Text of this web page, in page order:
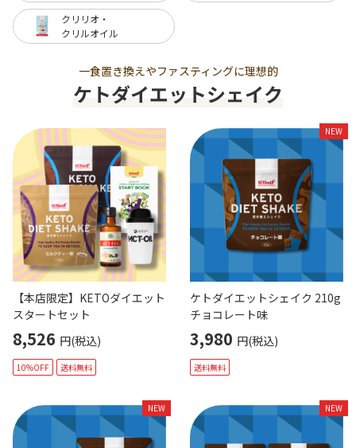
クリリオ・
クリルオイル
一食置き換えやファスティングに理想的
ケトダイエットシェイク
【本店限定】KETOダイエット
スタートセット
8,526 円(税込)
10%OFF 送料無料
NEW
ケトダイエットシェイク 210g
チョコレート味
3,980 円(税込)
送料無料
NEW NEW